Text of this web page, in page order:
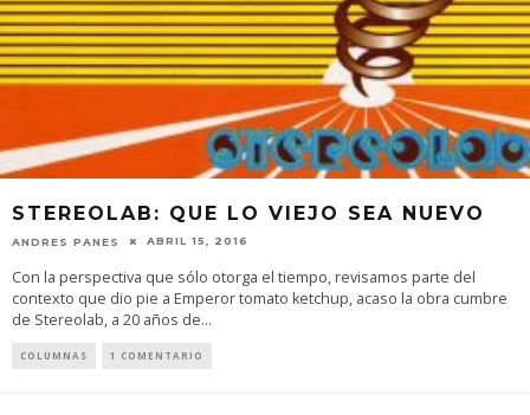
STEREOLAB: QUE LO VIEJO SEA NUEVO
ANDRES PANES ABRIL 15, 2016
Con la perspectiva que sólo otorga el tiempo, revisamos parte del
contexto que dio pie a Emperor tomato ketchup, acaso la obra cumbre
de Stereolab, a 20 años de...
COLUMNAS 1 COMENTARIO